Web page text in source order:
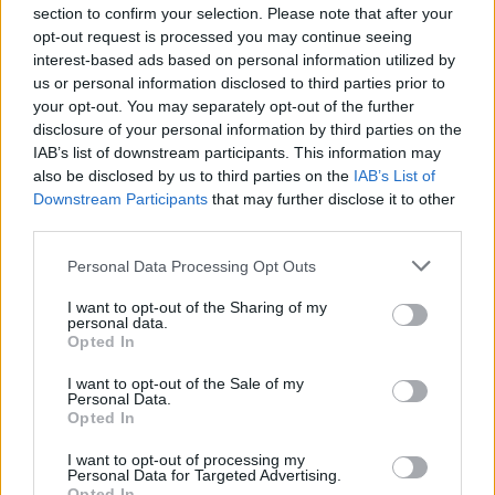
section to confirm your selection. Please note that after your
opt-out request is processed you may continue seeing
interest-based ads based on personal information utilized by
us or personal information disclosed to third parties prior to
your opt-out. You may separately opt-out of the further
disclosure of your personal information by third parties on the
IAB’s list of downstream participants. This information may
also be disclosed by us to third parties on the IAB’s List of
Downstream Participants that may further disclose it to other
Please note that this website/app uses one or more Google
not limited to your visit or usage behaviour. You may click to
grant or deny consent to Google and its third-party tags to
use your data for below specified purposes in below Google
consent section.
Personal Data Processing Opt Outs
I want to opt-out of the Sharing of my
personal data.
Opted In
I want to opt-out of the Sale of my
Personal Data.
Opted In
I want to opt-out of processing my
Personal Data for Targeted Advertising.
Dóra.
A cél egy modernebb, határozottabb, fiatalosabb,
ugyanakkor professzionális megjelenés volt, ezért
ejtették a szerethető, de a piackutatások tanulsága
szerint funkció nélküli Billy-figurát.
Hirdetés